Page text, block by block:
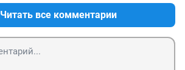
Читать все комментарии